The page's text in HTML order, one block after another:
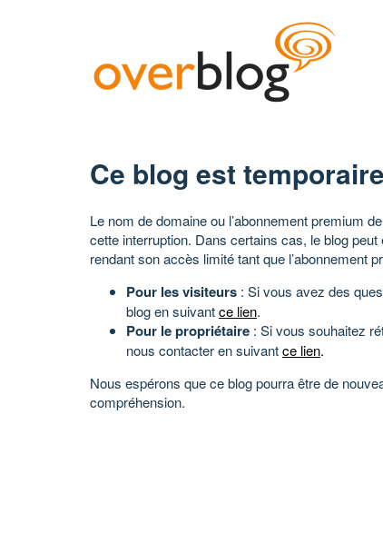
Ce blog est
Le nom de domaine ou l’abonnement premium
cette interruption. Dans certains cas, le blog
rendant son accès limité tant que l’abonnement
Pour les visiteurs : Si vous avez des
blog en suivantce lien.
Pour le propriétaire : Si vous souhaitez
nous contacter en suivantce lien.
Nous espérons que ce blog pourra être de
compréhension.